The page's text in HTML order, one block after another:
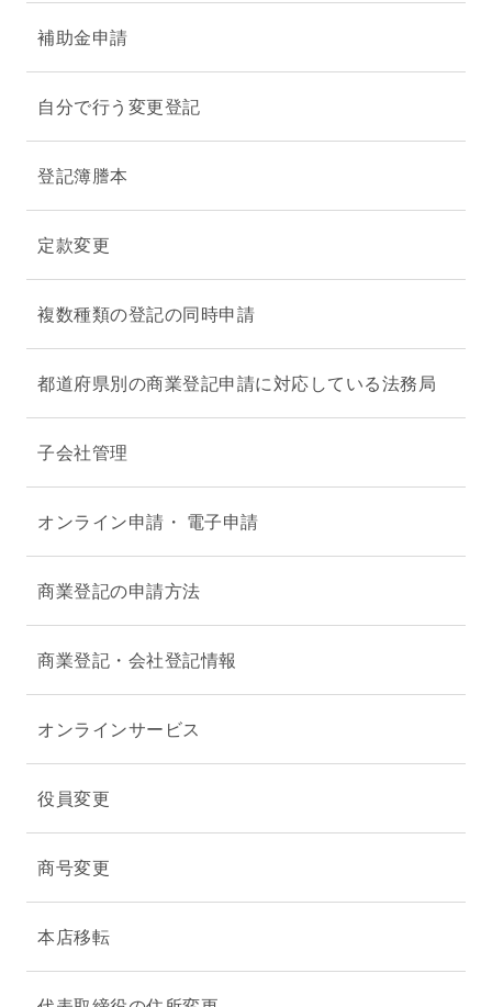
補助金申請
自分で行う変更登記
登記簿謄本
定款変更
複数種類の登記の同時申請
都道府県別の商業登記申請に対応している法務局
子会社管理
オンライン申請・ 電子申請
商業登記の申請方法
商業登記・会社登記情報
オンラインサービス
役員変更
商号変更
本店移転